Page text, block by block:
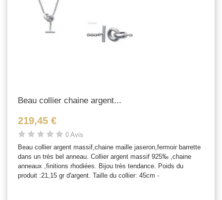
Beau collier chaine argent...
219,45 €
0 Avis
Beau collier argent massif,chaine maille jaseron,fermoir barrette
dans un très bel anneau. Collier argent massif 925‰ ,chaine
anneaux ,finitions rhodiées. Bijou très tendance. Poids du
produit :21,15 gr d'argent. Taille du collier: 45cm -